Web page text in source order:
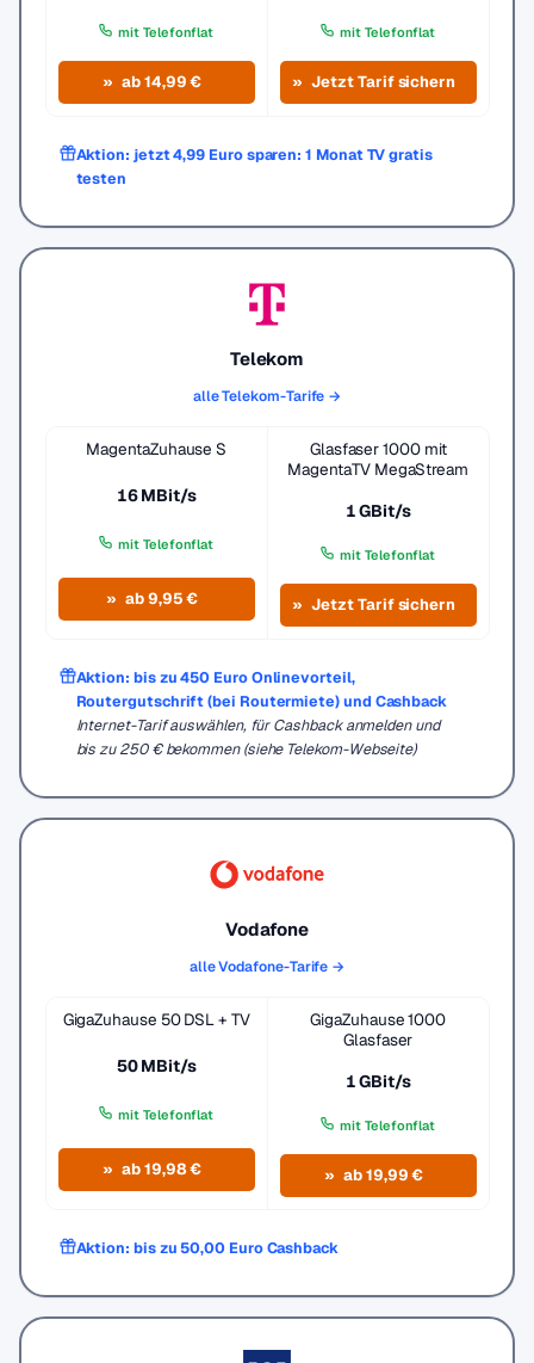
mit Telefonflat
ab 14,99 €
mit Telefonflat
Jetzt Tarif sichern
Aktion: jetzt 4,99 Euro sparen: 1 Monat TV gratis
testen
Telekom
alle Telekom-Tarife →
MagentaZuhause S
16 MBit/s
mit Telefonflat
ab 9,95 €
Glasfaser 1000 mit
MagentaTV MegaStream
1 GBit/s
mit Telefonflat
Jetzt Tarif sichern
Aktion: bis zu 450 Euro Onlinevorteil,
Routergutschrift (bei Routermiete) und Cashback
Internet-Tarif auswählen, für Cashback anmelden und
bis zu 250 € bekommen (siehe Telekom-Webseite)
Vodafone
alle Vodafone-Tarife →
GigaZuhause 50 DSL + TV
50 MBit/s
mit Telefonflat
ab 19,98 €
GigaZuhause 1000
Glasfaser
1 GBit/s
mit Telefonflat
ab 19,99 €
Aktion: bis zu 50,00 Euro Cashback